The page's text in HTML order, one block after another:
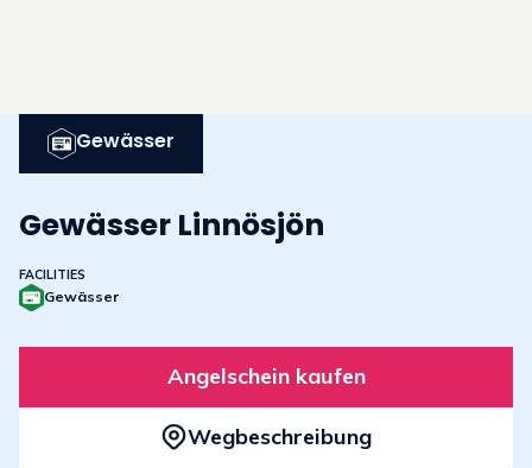
Gewässer
Gewässer Linnösjön
FACILITIES
Gewässer
Angelschein kaufen
Wegbeschreibung